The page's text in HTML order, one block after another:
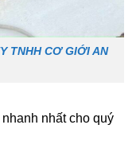
TNHH CƠ GIỚI AN
nhất cho quý